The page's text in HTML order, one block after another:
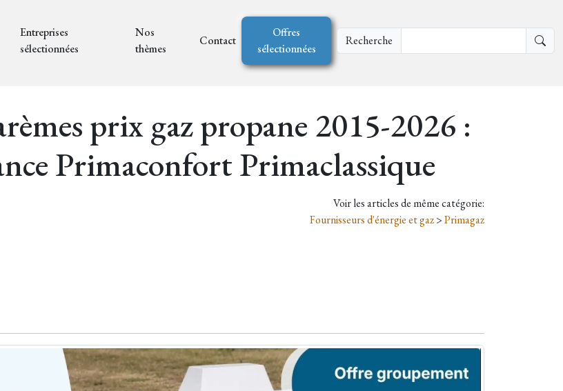
Entreprises
sélectionnées
Nos
thèmes
Contact
Offres
sélectionnées
Recherche
prix gaz propane 2015-2026 :
Primaconfort Primaclassique
Voir les articles de même catégorie:
Fournisseurs d'énergie et gaz>Primagaz